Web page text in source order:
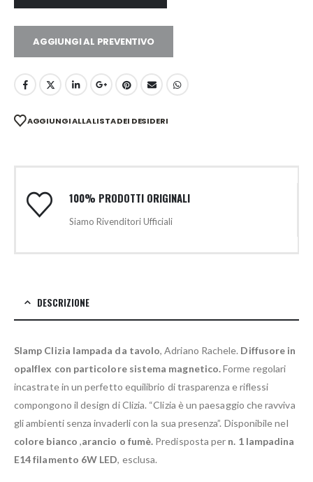
AGGIUNGI AL PREVENTIVO
AGGIUNGI ALLA LISTA DEI DESIDERI
100% PRODOTTI ORIGINALI
Siamo Rivenditori Ufficiali
DESCRIZIONE
Slamp Clizia lampada da tavolo, Adriano Rachele. Diffusore in
opalflex con particolore sistema magnetico.Forme regolari
incastrate in un perfetto equilibrio di trasparenza e riflessi
compongono il design di Clizia. “Clizia è un paesaggio che ravviva
gli ambienti senza invaderli con la sua presenza”. Disponibile nel
colore bianco ,arancio o fumè. Predisposta per n. 1 lampadina
E14 filamento 6W LED, esclusa.